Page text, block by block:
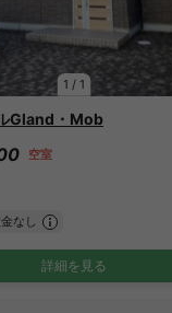
1 / 1
Gland・Mob
空室
なし
詳細を見る